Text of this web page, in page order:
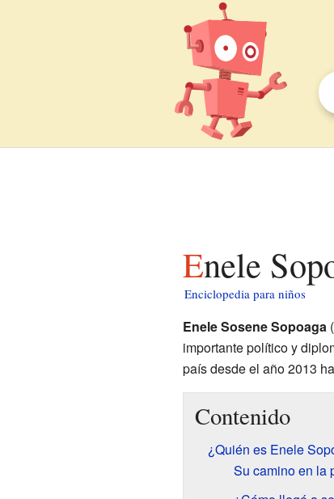
Enele
Enciclopedia para niños
Enele Sosene Sopoaga
importante político y
país desde el año 2013
Contenido
¿Quién es Enele
Su camino en la